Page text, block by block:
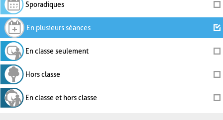
Sporadiques
En plusieurs séances
En classe seulement
Hors classe
En classe et hors classe